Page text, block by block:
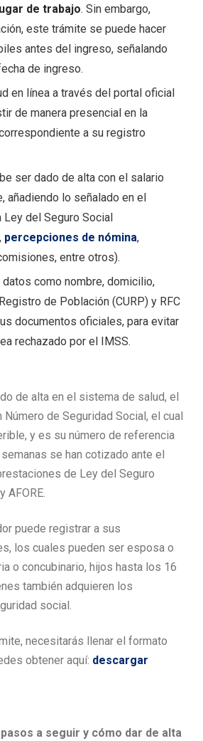
de trabajo. Sin embargo,
este trámite se puede hacer
antes del ingreso, señalando
de ingreso.
en línea a través del portal oficial
de manera presencial en la
a su registro
ser dado de alta con el salario
añadiendo lo señalado en el
Ley del Seguro Social
percepciones de nómina,
entre otros).
datos como nombre, domicilio,
de Población (CURP) y RFC
documentos oficiales, para evitar
rechazado por el IMSS.
de alta en el sistema de salud, el
Número de Seguridad Social, el cual
y es su número de referencia
se han cotizado ante el
de Ley del Seguro
AFORE.
puede registrar a sus
los cuales pueden ser esposa o
o concubinario, hijos hasta los 16
también adquieren los
social.
necesitarás llenar el formato
obtener aquí: descargar
a seguir y cómo dar de alta